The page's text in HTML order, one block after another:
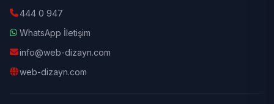
444 0 947
WhatsApp İletişim
info@web-dizayn.com
web-dizayn.com